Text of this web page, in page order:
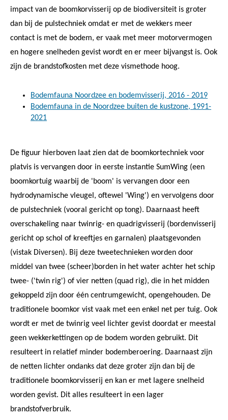
impact van de boomkorvisserij op de biodiversiteit is groter
dan bij de pulstechniek omdat er met de wekkers meer
contact is met de bodem, er vaak met meer motorvermogen
en hogere snelheden gevist wordt en er meer bijvangst is. Ook
zijn de brandstofkosten met deze vismethode hoog.
Bodemfauna Noordzee en bodemvisserij, 2016 - 2019
Bodemfauna in de Noordzee buiten de kustzone, 1991-
2021
De figuur hierboven laat zien dat de boomkortechniek voor
platvis is vervangen door in eerste instantie SumWing (een
boomkortuig waarbij de 'boom' is vervangen door een
hydrodynamische vleugel, oftewel 'Wing') en vervolgens door
de pulstechniek (vooral gericht op tong). Daarnaast heeft
overschakeling naar twinrig- en quadrigvisserij (bordenvisserij
gericht op schol of kreeftjes en garnalen) plaatsgevonden
(vistak Diversen). Bij deze tweetechnieken worden door
middel van twee (scheer)borden in het water achter het schip
twee- ('twin rig') of vier netten (quad rig), die in het midden
gekoppeld zijn door één centrumgewicht, opengehouden. De
traditionele boomkor vist vaak met een enkel net per tuig. Ook
wordt er met de twinrig veel lichter gevist doordat er meestal
geen wekkerkettingen op de bodem worden gebruikt. Dit
resulteert in relatief minder bodemberoering. Daarnaast zijn
de netten lichter ondanks dat deze groter zijn dan bij de
traditionele boomkorvisserij en kan er met lagere snelheid
worden gevist. Dit alles resulteert in een lager
brandstofverbruik.